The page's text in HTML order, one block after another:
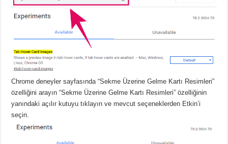
Chrome deneyler sayfasında “Sekme Üzerine Gelme Kartı Resimleri”
özelliğini arayın“Sekme Üzerine Gelme Kartı Resimleri” özelliğinin
yanındaki açılır kutuyu tıklayın ve mevcut seçeneklerden Etkin’i
seçin.